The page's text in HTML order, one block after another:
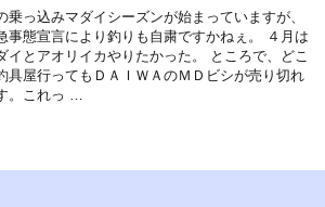
乗っ込みマダイシーズンが始まっていますが、
事態宣言により釣りも自粛ですかねぇ。 ４月は
イとアオリイカやりたかった。 ところで、どこ
具屋行ってもＤＡＩＷＡのＭＤビシが売り切れ
。これっ …